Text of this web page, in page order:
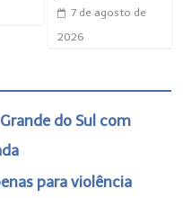
7 de agosto de
2026
do Sul com
para violência